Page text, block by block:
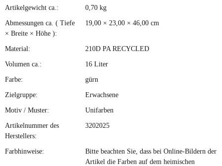
Produkteigenschaft
Wert
Artikelgewicht ca.: 0,70 kg
Abmessungen ca. ( Tiefe
× Breite × Höhe ):
19,00 × 23,00 × 46,00 cm
Material: 210D PA RECYCLED
Volumen ca.: 16 Liter
Farbe: gürn
Zielgruppe: Erwachsene
Motiv / Muster: Unifarben
Artikelnummer des
Herstellers:
3202025
Farbhinweise:
Bitte beachten Sie, dass bei Online-Bildern der
Artikel die Farben auf dem heimischen